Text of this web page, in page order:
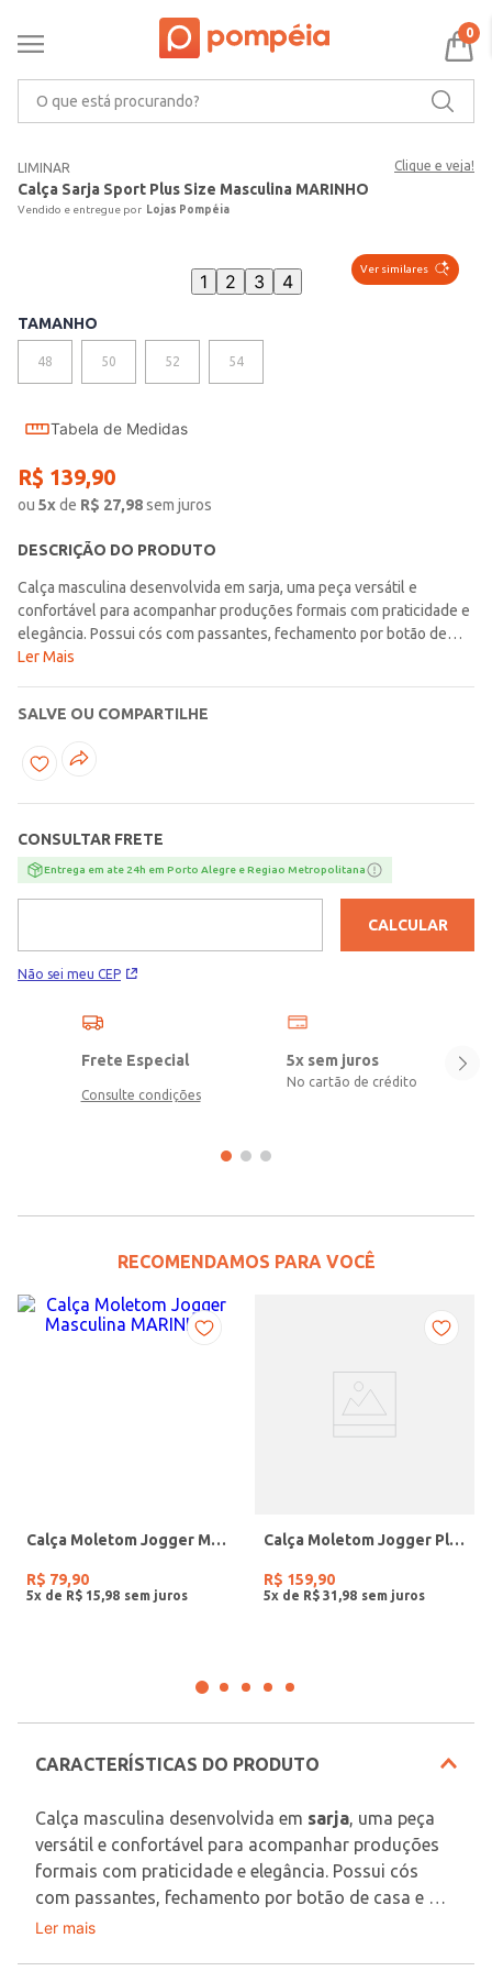
0
LIMINAR Clique e veja!
Calça Sarja Sport Plus Size Masculina MARINHO
Lojas Pompéia
Ver similares
1 2 3 4
TAMANHO
48 50 52 54
Tabela de Medidas
R$ 139,90
ou 5xde R$ 27,98sem juros
DESCRIÇÃO DO PRODUTO
Calça masculina desenvolvida em sarja, uma peça versátil e
confortável para acompanhar produções formais com praticidade e
elegância. Possui cós com passantes, fechamento por botão de
casa e zíper, bolsos faca frontais e bolsos embutidos posteriores
moderno, unindo elementos da alfaiataria ao conforto necessário
para diferentes momentos da rotina. Uma escolha certeira para
compor combinações formais com sofisticação e muito bem-
Ler Mais
SALVE OU COMPARTILHE
CONSULTAR FRETE
Entrega em ate 24h em Porto Alegre e Regiao Metropolitana
Não sei meu CEP
CALCULAR
Frete Especial
Consulte condições
5x sem juros
No cartão de crédito
RECOMENDAMOS PARA VOCÊ
Calça Moletom Jogger Masculina MARINHO
R$ 79,90
5x de R$ 15 98
Calça Moletom Jogger Plus Size Masculina PRETO
R$ 159,90
5x de R$ 31 98
CARACTERÍSTICAS DO PRODUTO
Calça masculina desenvolvida em sarja , uma peça
versátil e confortável para acompanhar produções
formais com praticidade e elegância. Possui cós
com passantes, fechamento por botão de casa e
zíper, bolsos faca frontais e bolsos embutidos
Tecido: Sarja
Ler mais